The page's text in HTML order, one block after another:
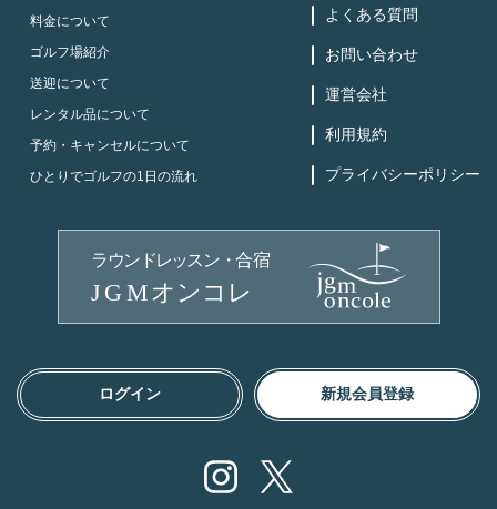
料金について
ゴルフ場紹介
送迎について
レンタル品について
予約・キャンセルについて
ひとりでゴルフの1日の流れ
よくある質問
お問い合わせ
運営会社
利用規約
プライバシーポリシー
ログイン 新規会員登録
Instagram